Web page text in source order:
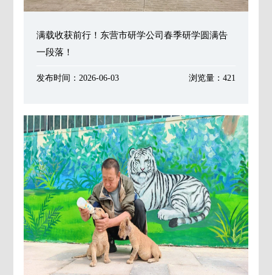
满载收获前行！东营市研学公司春季研学圆满告
一段落！
发布时间：2026-06-03 浏览量：421